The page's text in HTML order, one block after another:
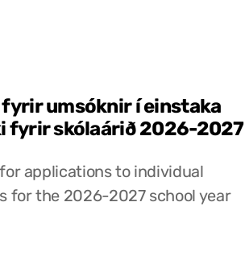
fyrir umsóknir í einstaka
fyrir skólaárið 2026-2027
applications to individual
for the 2026-2027 school year